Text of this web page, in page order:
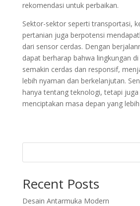
rekomendasi untuk perbaikan.
Sektor-sektor seperti transportasi,
pertanian juga berpotensi
dari sensor cerdas. Dengan
dapat berharap bahwa lingkungan
semakin cerdas dan responsif,
lebih nyaman dan berkelanjutan.
hanya tentang teknologi, tetapi
menciptakan masa depan yang
Recent Posts
Desain Antarmuka Modern